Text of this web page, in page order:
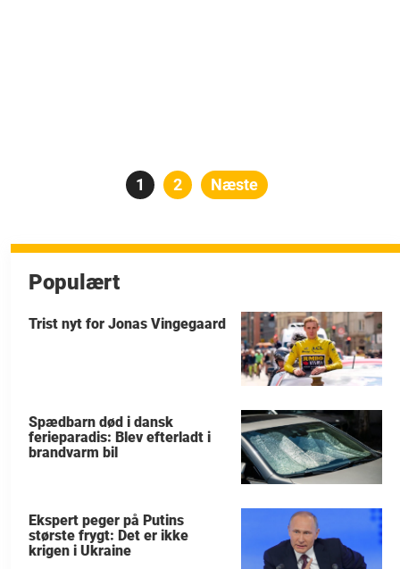
Indlægsinddeling
Side
1 Side
2 Næste
Populært
Trist nyt for Jonas Vingegaard
Spædbarn død i dansk
ferieparadis: Blev efterladt i
brandvarm bil
Ekspert peger på Putins
største frygt: Det er ikke
krigen i Ukraine